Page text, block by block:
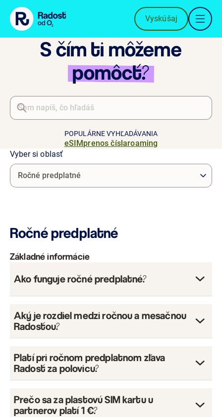
Preskočiť na obsah
Vyskúšaj
S čím ti môžeme
pomôcť?
POPULÁRNE VYHĽADÁVANIA
eSIMprenos číslaroaming
Vyber si oblasť
Ročné predplatné
Základné informácie
Ako funguje ročné predplatné?
Aký je rozdiel medzi ročnou a mesačnou
Radosťou?
Platba
Cena programu
Platí pri ročnom predplatnom zľava
Radosť za polovicu?
Prečo sa za plastovú SIM kartu u
partnerov platí 1 €?